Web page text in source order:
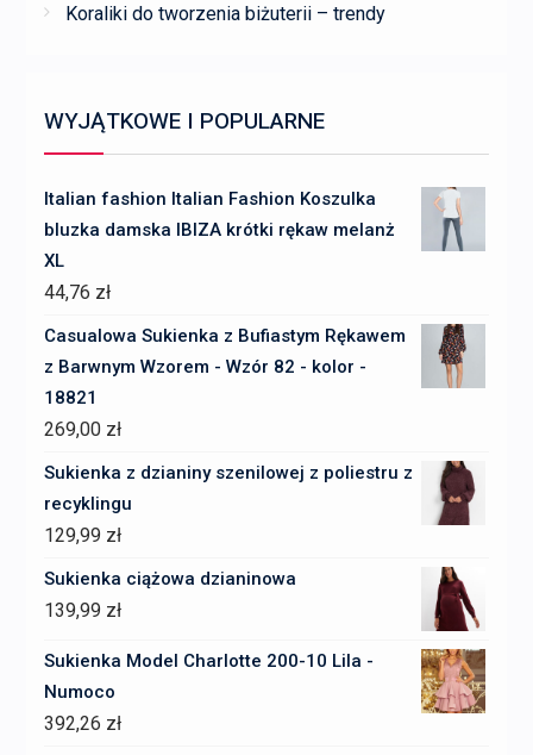
Koraliki do tworzenia biżuterii – trendy
WYJĄTKOWE I POPULARNE
Italian fashion Italian Fashion Koszulka
bluzka damska IBIZA krótki rękaw melanż
XL
44,76 zł
Casualowa Sukienka z Bufiastym Rękawem
z Barwnym Wzorem - Wzór 82 - kolor -
18821
269,00 zł
Sukienka z dzianiny szenilowej z poliestru z
recyklingu
129,99 zł
Sukienka ciążowa dzianinowa
139,99 zł
Sukienka Model Charlotte 200-10 Lila -
Numoco
392,26 zł